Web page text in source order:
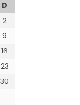
D
2
9
16
23
30